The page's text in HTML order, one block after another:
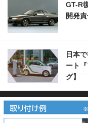
GT-R
開発
日本
ート
グ】